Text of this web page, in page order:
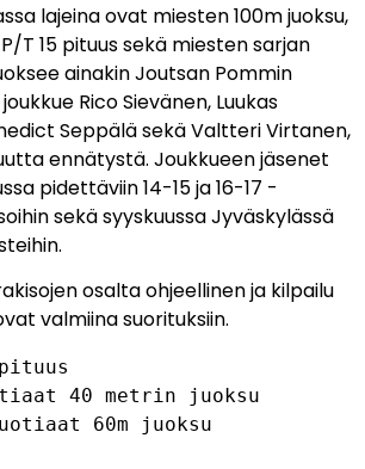
lajeina ovat miesten 100m juoksu,
P/T 15 pituus sekä miesten sarjan
ainakin Joutsan Pommin
Rico Sievänen, Luukas
Seppälä sekä Valtteri Virtanen,
ennätystä. Joukkueen jäsenet
pidettäviin 14-15 ja 16-17 -
sekä syyskuussa Jyväskylässä
osalta ohjeellinen ja kilpailu
valmiina suorituksiin.
60m juoksu